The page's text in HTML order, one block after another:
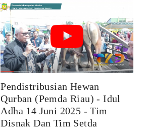
Pendistribusian Hewan
Qurban (Pemda Riau) - Idul
Adha 14 Juni 2025 - Tim
Disnak Dan Tim Setda